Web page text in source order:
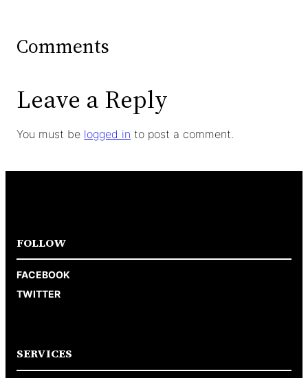
Comments
Leave a Reply
You must be logged in to post a comment.
FOLLOW
FACEBOOK
TWITTER
SERVICES